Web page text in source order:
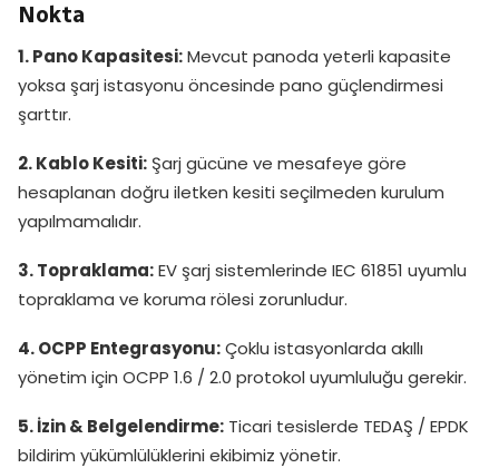
Nokta
1. Pano Kapasitesi:Mevcut panoda yeterli kapasite
yoksa şarj istasyonu öncesinde pano güçlendirmesi
şarttır.
2. Kablo Kesiti: Şarj gücüne ve mesafeye göre
hesaplanan doğru iletken kesiti seçilmeden kurulum
yapılmamalıdır.
3. Topraklama:EV şarj sistemlerinde IEC 61851 uyumlu
topraklama ve koruma rölesi zorunludur.
4. OCPP Entegrasyonu:Çoklu istasyonlarda akıllı
yönetim için OCPP 1.6 / 2.0 protokol uyumluluğu gerekir.
5. İzin & Belgelendirme: Ticari tesislerde TEDAŞ / EPDK
bildirim yükümlülüklerini ekibimiz yönetir.